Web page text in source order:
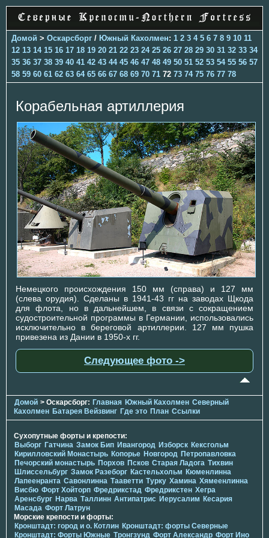
Домой > Оскарсборг / Южный Кахолмен: 1 2 3 4 5 6 7 8 9 10 11
12 13 14 15 16 17 18 19 20 21 22 23 24 25 26 27 28 29 30 31 32 33 34
35 36 37 38 39 40 41 42 43 44 45 46 47 48 49 50 51 52 53 54 55 56 57
58 59 60 61 62 63 64 65 66 67 68 69 70 71 72 73 74 75 76 77 78
Корабельная артиллерия
Немецкого происхождения 150 мм (справа) и 127 мм
(слева орудия). Сделаны в 1941-43 гг на заводах Щкода
для флота, но в дальнейшем, в связи с сокращением
судостроительной программы в Германии, использовались
исключительно в береговой артиллерии. 127 мм пушка
привезена из Дании в 1950-х гг.
Следующее фото ->
Домой > Оскарсборг: Главная Южный Кахолмен Северный
Кахолмен Батарея Вейзвинг Где это План Ссылки
Сухопутные форты и крепости:
Выборг Гатчина Замок Бип Ивангород Изборск Кексгольм
Кирилловский Монастырь Копорье Новгород Петропавловка
Печорcкий монастырь Порхов Псков Старая Ладога Тихвин
Шлиссельбург Замок Разеборг Кастельхольм Кюменлинна
Лапеенранта Савонлинна Тааветти Турку Хамина Хямеенлинна
Висбю Форт Хойторп Фредрикстад Фредрикстен Хегра
Аренсбург Нарва Таллинн Антипатрис Иерусалим Кесария
Масада Форт Латрун
Морские крепости и форты:
Кронштадт: город и о. Котлин Кронштадт: форты Северные
Кронштадт: Форты Южные Тронгзунд Форт Александр Форт Ино